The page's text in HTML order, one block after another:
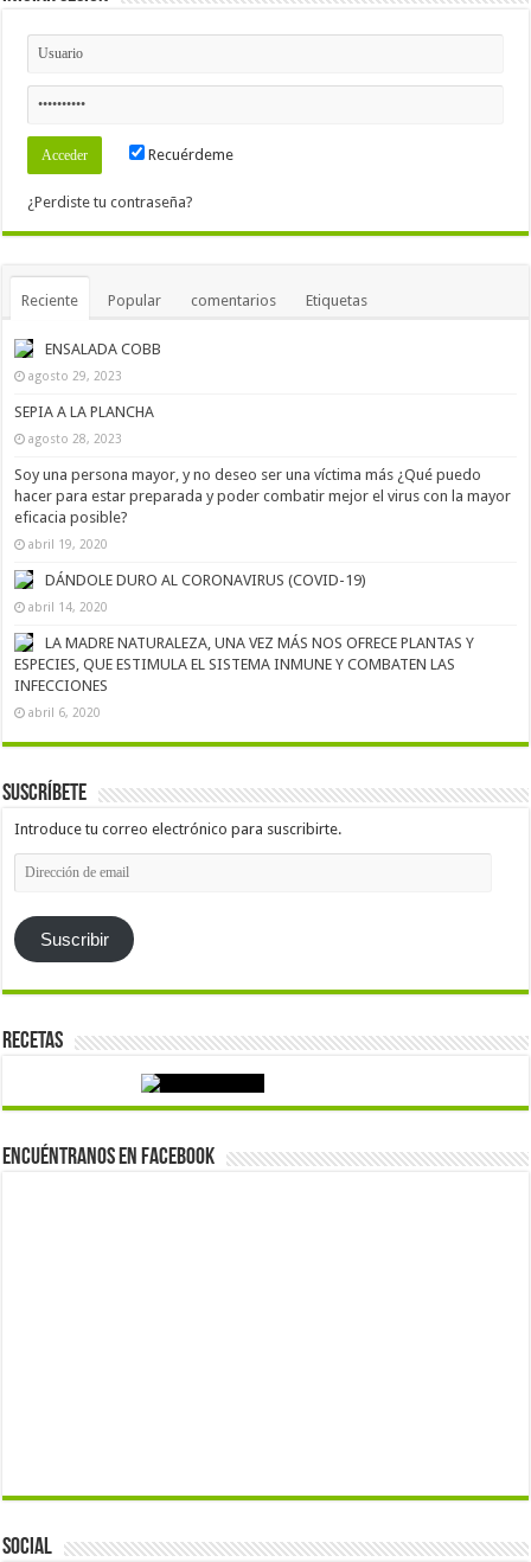
Recuérdeme
¿Perdiste tu contraseña?
Reciente Popular comentarios Etiquetas
ENSALADA COBB
agosto 29, 2023
SEPIA A LA PLANCHA
agosto 28, 2023
Soy una persona mayor, y no deseo ser una víctima más ¿Qué puedo
hacer para estar preparada y poder combatir mejor el virus con la mayor
eficacia posible?
abril 19, 2020
DÁNDOLE DURO AL CORONAVIRUS (COVID-19)
abril 14, 2020
LA MADRE NATURALEZA, UNA VEZ MÁS NOS OFRECE PLANTAS Y
ESPECIES, QUE ESTIMULA EL SISTEMA INMUNE Y COMBATEN LAS
INFECCIONES
abril 6, 2020
Suscríbete
Introduce tu correo electrónico para suscribirte.
Dirección
de
Suscribir
Recetas
Encuéntranos en Facebook
Social